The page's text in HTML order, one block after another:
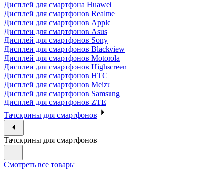
Дисплей для смартфона Huawei
Дисплей для смартфонов Realme
Дисплеи для смартфонов Apple
Дисплеи для смартфонов Asus
Дисплей для смартфонов Sony
Дисплеи для смартфонов Blackview
Дисплей для смартфонов Motorola
Дисплеи для смартфонов Highscreen
Дисплеи для смартфонов HTC
Дисплей для смартфонов Meizu
Дисплей для смартфонов Samsung
Дисплей для смартфонов ZTE
Тачскрины для смартфонов
Тачскрины для смартфонов
Смотреть все товары